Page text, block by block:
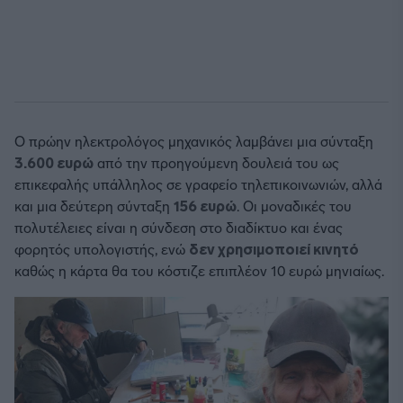
Ο πρώην ηλεκτρολόγος μηχανικός λαμβάνει μια σύνταξη
3.600 ευρώ από την προηγούμενη δουλειά του ως
επικεφαλής υπάλληλος σε γραφείο τηλεπικοινωνιών, αλλά
και μια δεύτερη σύνταξη 156 ευρώ. Οι μοναδικές του
πολυτέλειες είναι η σύνδεση στο διαδίκτυο και ένας
φορητός υπολογιστής, ενώ δεν χρησιμοποιεί κινητό
καθώς η κάρτα θα του κόστιζε επιπλέον 10 ευρώ μηνιαίως.